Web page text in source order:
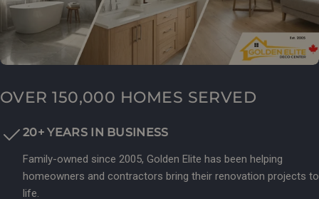
OVER 150,000 HOMES SERVED
20+ YEARS IN BUSINESS
Family-owned since 2005, Golden Elite has been helping
homeowners and contractors bring their renovation projects to
life.